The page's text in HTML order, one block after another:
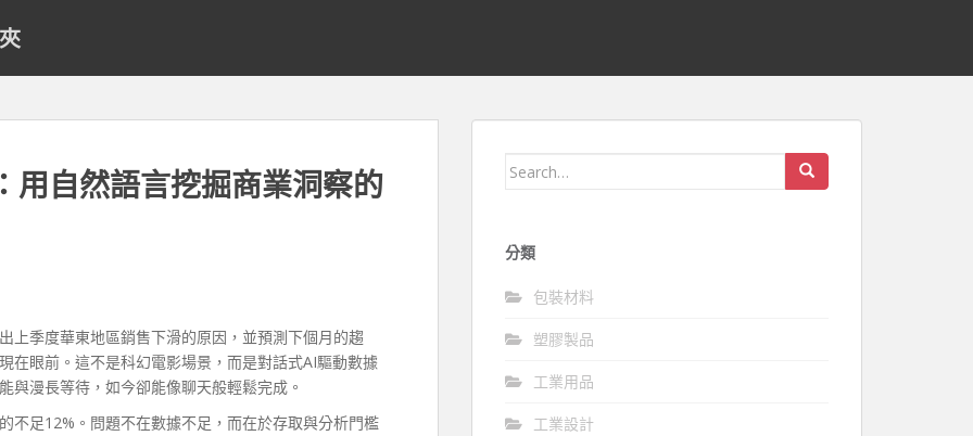
用自然語言挖掘商業洞察的
上季度華東地區銷售下滑的原因，並預測下個月的趨
在眼前。這不是科幻電影場景，而是對話式AI驅動數據
與漫長等待，如今卻能像聊天般輕鬆完成。
不足12%。問題不在數據不足，而在於存取與分析門檻
Search
分類
包裝材料
塑膠製品
工業用品
工業設計